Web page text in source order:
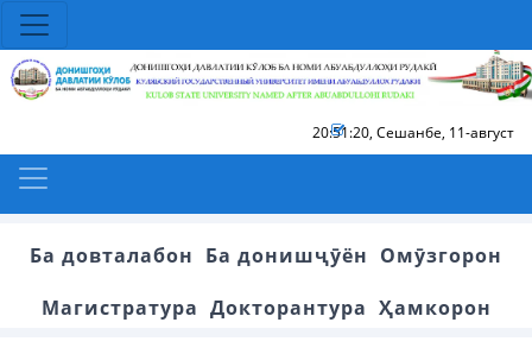
20:51:21, Сешанбе, 11-август
Ба довталабон Ба донишҷӯён Омӯзгорон
Магистратура Докторантура Ҳамкорон